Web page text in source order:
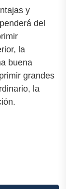
y
del
la
buena
grandes
la